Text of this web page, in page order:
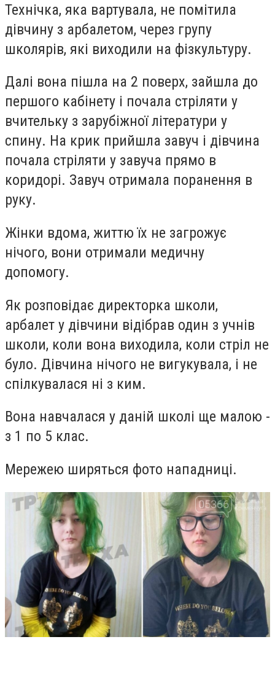
Технічка, яка вартувала, не помітила
дівчину з арбалетом, через групу
школярів, які виходили на фізкультуру.
Далі вона пішла на 2 поверх, зайшла до
першого кабінету і почала стріляти у
вчительку з зарубіжної літератури у
спину. На крик прийшла завуч і дівчина
почала стріляти у завуча прямо в
коридорі. Завуч отримала поранення в
руку.
Жінки вдома, життю їх не загрожує
нічого, вони отримали медичну
допомогу.
Як розповідає директорка школи,
арбалет у дівчини відібрав один з учнів
школи, коли вона виходила, коли стріл не
було. Дівчина нічого не вигукувала, і не
спілкувалася ні з ким.
Вона навчалася у даній школі ще малою -
з 1 по 5 клас.
Мережею ширяться фото нападниці.